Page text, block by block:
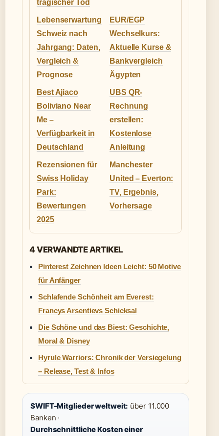
tragischer Tod
Lebenserwartung
Schweiz nach
Jahrgang: Daten,
Vergleich &
Prognose
EUR/EGP
Wechselkurs:
Aktuelle Kurse &
Bankvergleich
Ägypten
Best Ajiaco
Boliviano Near
Me –
Verfügbarkeit in
Deutschland
UBS QR-
Rechnung
erstellen:
Kostenlose
Anleitung
Rezensionen für
Swiss Holiday
Park:
Bewertungen
2025
Manchester
United – Everton:
TV, Ergebnis,
Vorhersage
4 VERWANDTE ARTIKEL
Pinterest Zeichnen Ideen Leicht: 50 Motive
für Anfänger
Schlafende Schönheit am Everest:
Francys Arsentievs Schicksal
Die Schöne und das Biest: Geschichte,
Moral & Disney
Hyrule Warriors: Chronik der Versiegelung
– Release, Test & Infos
SWIFT-Mitglieder weltweit: über 11.000
Banken ·
Durchschnittliche Kosten einer